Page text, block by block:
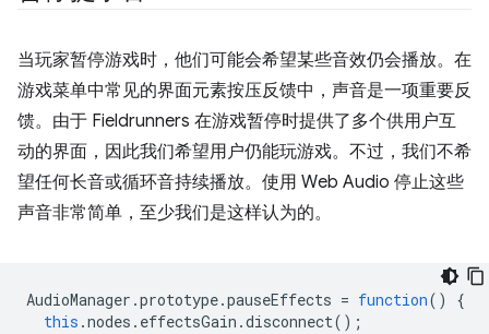
当玩家暂停游戏时，他们可能会希望某些音效仍会播放。在
游戏菜单中常见的界面元素按压反馈中，声音是一项重要反
馈。由于 Fieldrunners 在游戏暂停时提供了多个供用户互
动的界面，因此我们希望用户仍能玩游戏。不过，我们不希
望任何长音或循环音持续播放。使用 Web Audio 停止这些
声音非常简单，至少我们是这样认为的。
AudioManager .prototype.pauseEffects = function()
{
this .nodes . effectsGain .disconnect();